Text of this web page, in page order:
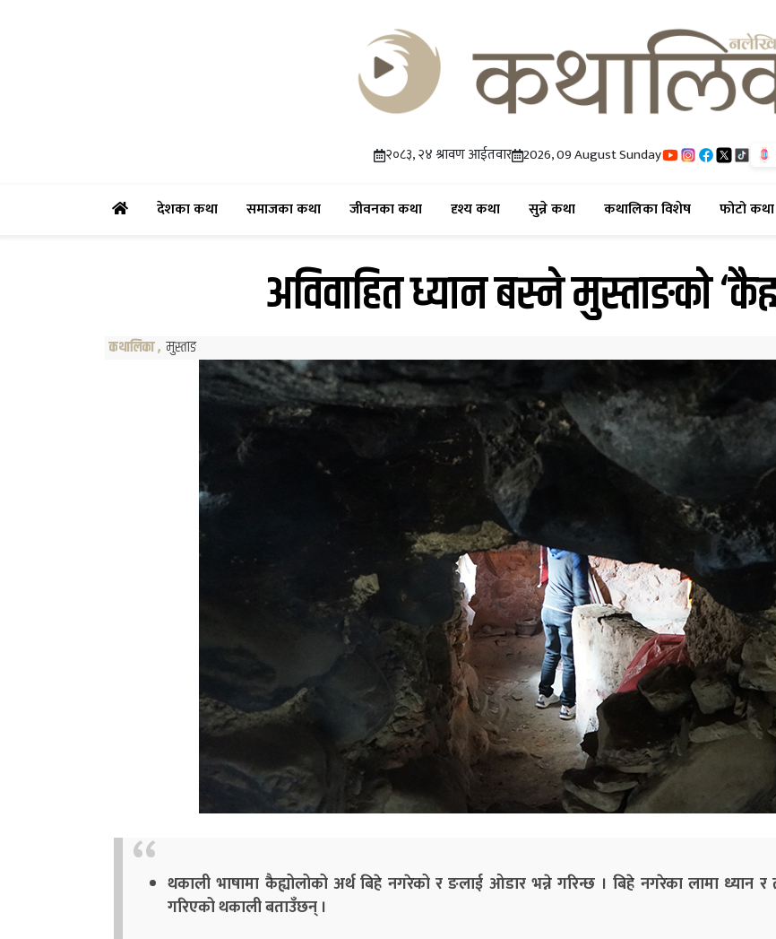
२०८३, २४ श्रावण आईतवार 2026, 09 August Sunday
देशका कथा(current)समाजका कथा(current)जीवनका कथा(current)
दृश्य कथा(current)
सुन्ने कथा(current)कथालिका विशेष(current)फोटो कथा
अविवाहित ध्यान बस्ने मुस्ताङको
कथालिका, मुस्ताङ
थकाली भाषामा कैह्योलोको अर्थ बिहे नगरेको र ङलाई ओडार भन्ने गरिन्छ । बिहे नगरेका लामा
गरिएको थकाली बताउँछन् ।